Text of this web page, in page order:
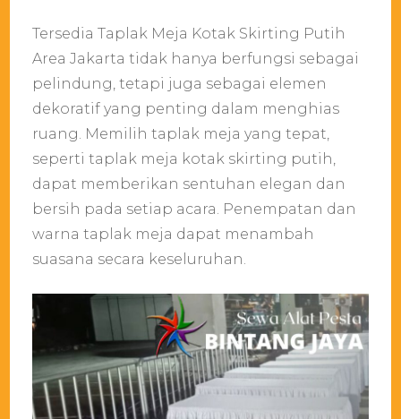
Tersedia Taplak Meja Kotak Skirting Putih
Area Jakarta tidak hanya berfungsi sebagai
pelindung, tetapi juga sebagai elemen
dekoratif yang penting dalam menghias
ruang. Memilih taplak meja yang tepat,
seperti taplak meja kotak skirting putih,
dapat memberikan sentuhan elegan dan
bersih pada setiap acara. Penempatan dan
warna taplak meja dapat menambah
suasana secara keseluruhan.